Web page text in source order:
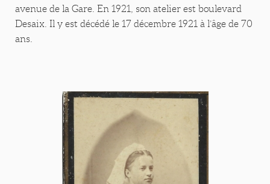
avenue de la Gare. En 1921, son atelier est boulevard
Desaix. Il y est décédé le 17 décembre 1921 à l’âge de 70
ans.